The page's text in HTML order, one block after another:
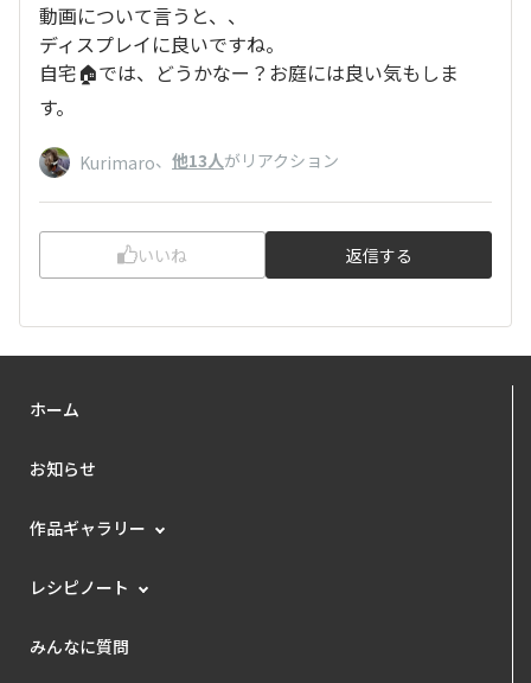
動画について言うと、、
ディスプレイに良いですね。
自宅🏠では、どうかなー？お庭には良い気もしま
す。
Kurimaro、 他13人がリアクション
いいね 返信する
ホーム
お知らせ
作品ギャラリー
レシピノート
みんなに質問